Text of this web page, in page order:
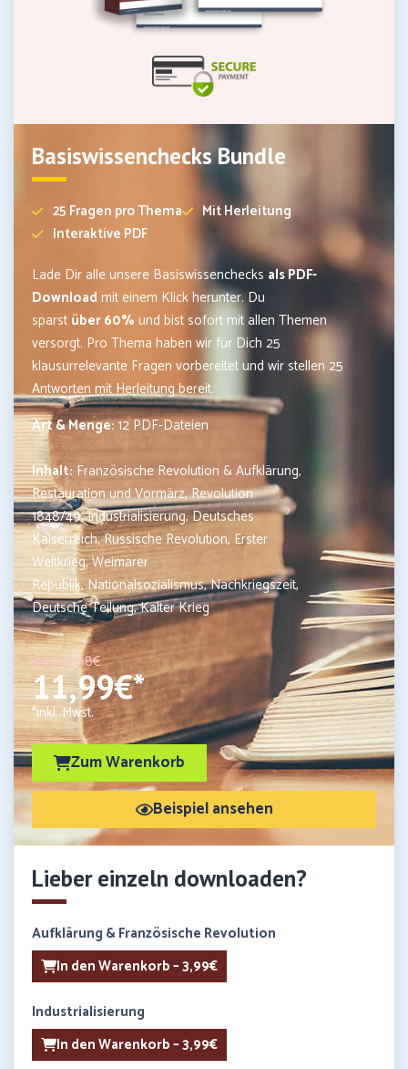
Basiswissenchecks Bundle
25 Fragen pro Thema
Mit Herleitung
Interaktive PDF
Lade Dir alle unsere Basiswissenchecks als PDF-
Download mit einem Klick herunter. Du
sparst über 60% und bist sofort mit allen Themen
versorgt. Pro Thema haben wir für Dich 25
klausurrelevante Fragen vorbereitet und wir stellen 25
Antworten mit Herleitung bereit.
Art & Menge:12 PDF-Dateien
Inhalt: Französische Revolution & Aufklärung,
Restauration und Vormärz, Revolution
1848/49, Industrialisierung, Deutsches
Kaiserreich, Russische Revolution, Erster
Weltkrieg, Weimarer
Republik, Nationalsozialismus, Nachkriegszeit,
Deutsche Teilung, Kalter Krieg
statt 47,88€
11,99€*
*inkl. Mwst.
Zum Warenkorb
Beispiel ansehen
Lieber einzeln downloaden?
Aufklärung & Französische Revolution
In den Warenkorb – 3,99€
Industrialisierung
In den Warenkorb – 3,99€